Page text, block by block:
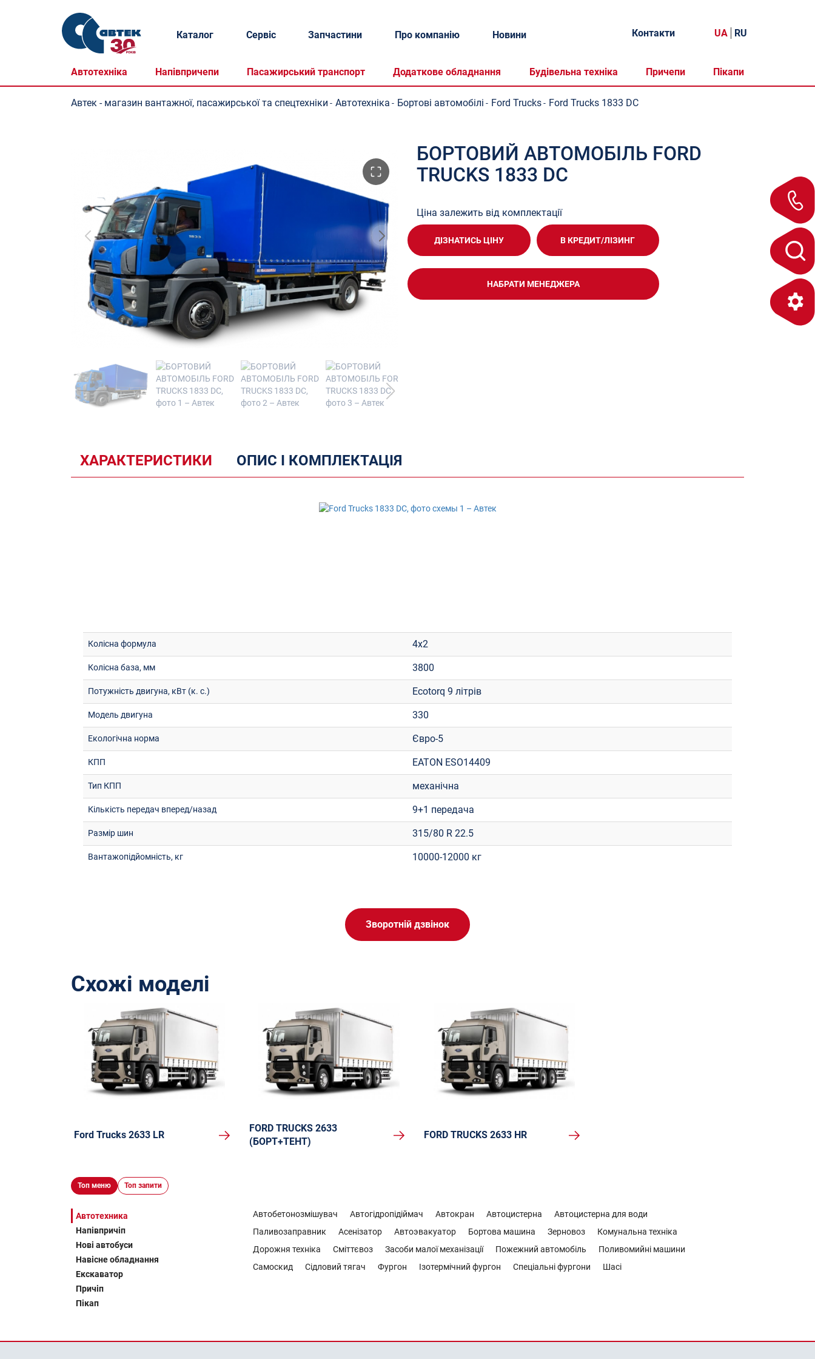
Каталог
Автотехніка Напівпричепи Пасажирський транспорт Додаткове обладнання Будівельна техніка Причепи Пікапи
Сервіс Запчастини Про компанію Новини Контакти UA RU
Автек - магазин вантажної, пасажирської та спецтехніки - Автотехніка - Бортові автомобілі - Ford Trucks- Ford Trucks 1833 DC
БОРТОВИЙ АВТОМОБІЛЬ FORD
TRUCKS 1833 DC
Ціна залежить від комплектації
ДІЗНАТИСЬ ЦІНУ В КРЕДИТ/ЛІЗИНГ
НАБРАТИ МЕНЕДЖЕРА
ХАРАКТЕРИСТИКИ ОПИС І КОМПЛЕКТАЦІЯ
Колісна формула 4x2
Колісна база, мм 3800
Потужність двигуна, кВт (к. с.) Ecotorq 9 літрів
Модель двигуна 330
Екологічна норма Євро-5
КПП EATON ESO14409
Тип КПП механічна
Кількість передач вперед/назад 9+1 передача
Размір шин 315/80 R 22.5
Вантажопідйомність, кг 10000-12000 кг
Зворотній дзвінок
Схожі моделі
Ford Trucks 2633 LR
FORD TRUCKS 2633
(БОРТ+ТЕНТ)
FORD TRUCKS 2633 HR
Топ меню Топ запити
Автотехника
Напівпричіп
Нові автобуси
Навісне обладнання
Екскаватор
Причіп
Пікап
Автобетонозмішувач Автогідропідіймач Автокран Автоцистерна
Автоцистерна для води
Паливозаправник
Асенізатор Автоэвакуатор Бортова машина Зерновоз
Комунальна техніка
Дорожня техніка
Сміттєвоз Засоби малої механізації Пожежний автомобіль
Поливомийні машини
Самоскид
Сідловий тягач Фургон Ізотермічний фургон Спеціальні фургони Шасі